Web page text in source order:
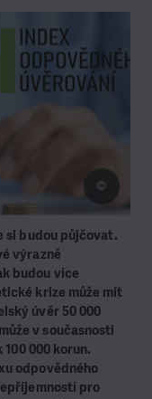
si budou půjčovat.
výrazně
budou více
krize může mít
úvěr 50 000
v současnosti
000 korun.
odpovědného
pro
©